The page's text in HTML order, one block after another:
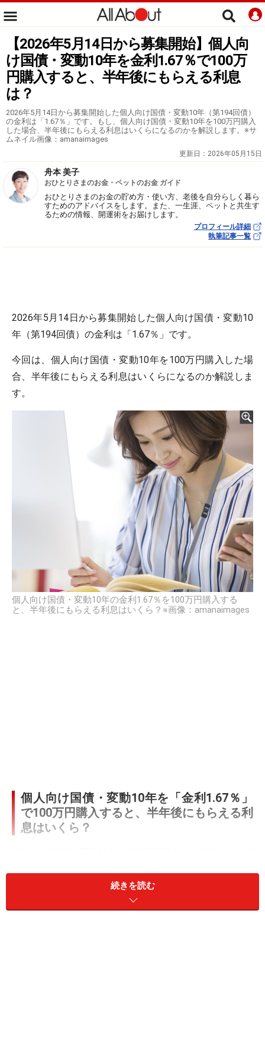
【2026年5月14日から募集開始】個人向
け国債・変動10年を金利1.67％で100万
円購入すると、半年後にもらえる利息
は？
2026年5月14日から募集開始した個人向け国債・変動10年（第194回債）
の金利は「1.67％」です。もし、個人向け国債・変動10年を100万円購入
した場合、半年後にもらえる利息はいくらになるのかを解説します。※サ
ムネイル画像：amanaimages
更新日： 2026年05月15日
舟本 美子
おひとりさまのお金・ペットのお金 ガイド
おひとりさまのお金の貯め方・使い方、老後を自分らしく暮ら
すためのアドバイスをします。また、一生涯、ペットと共生す
るための情報、開運術をお届けします。
プロフィール詳細
執筆記事一覧
2026年5月14日から募集開始した個人向け国債・変動10
年（第194回債）の金利は「1.67％」です。
今回は、個人向け国債・変動10年を100万円購入した場
合、半年後にもらえる利息はいくらになるのか解説しま
す。
個人向け国債・変動10年の金利1.67％を100万円購入する
と、半年後にもらえる利息はいくら？※画像：amanaimages
個人向け国債・変動10年を「金利1.67％」
で100万円購入すると、半年後にもらえる利
息はいくら？
【半年後にもらえる利息】
・100万円×1.67％×1/2（半年間であるため）＝8350円
続きを読む